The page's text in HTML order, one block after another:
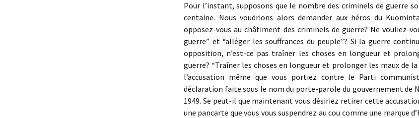
Pour l’instant, supposons que le nombre des criminels de guerre
centaine. Nous voudrions alors demander aux héros du
opposez-vous au châtiment des criminels de guerre? Ne vouliez-
guerre” et “alléger les souffrances du peuple”? Si la guerre
opposition, n’est-ce pas traîner les choses en longueur et
guerre? “Traîner les choses en longueur et prolonger les maux de
l’accusation même que vous portiez contre le Parti
déclaration faite sous le nom du porte-parole du gouvernement de
1949. Se peut-il que maintenant vous désiriez retirer cette
une pancarte que vous vous suspendrez au cou comme une marque